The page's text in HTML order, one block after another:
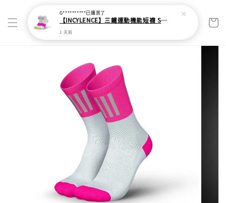
G**********已購買了
【INCYLENCE】三鐵運動機能短襪 Strikes Short White Pink
1 天前